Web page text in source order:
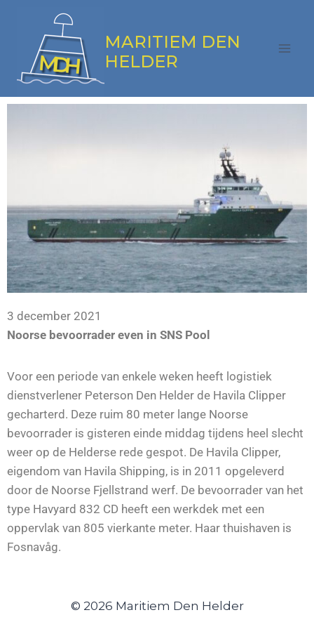
MARITIEM DEN
HELDER
3 december 2021
Noorse bevoorrader even in SNS Pool
Voor een periode van enkele weken heeft logistiek
dienstverlener Peterson Den Helder de Havila Clipper
gecharterd. Deze ruim 80 meter lange Noorse
bevoorrader is gisteren einde middag tijdens heel slecht
weer op de Helderse rede gespot. De Havila Clipper,
eigendom van Havila Shipping, is in 2011 opgeleverd
door de Noorse Fjellstrand werf. De bevoorrader van het
type Havyard 832 CD heeft een werkdek met een
oppervlak van 805 vierkante meter. Haar thuishaven is
Fosnavåg.
© 2026 Maritiem Den Helder